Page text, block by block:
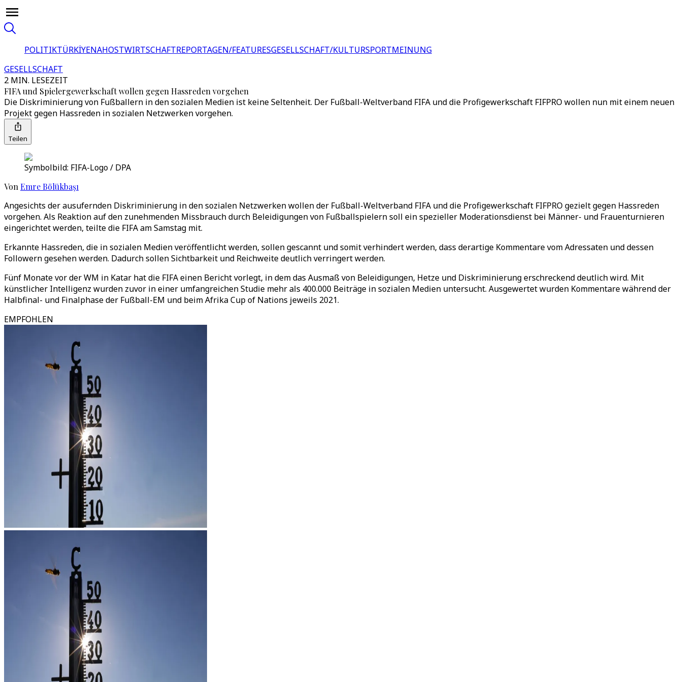
POLITIKTÜRKİYENAHOSTWIRTSCHAFTREPORTAGEN/FEATURESGESELLSCHAFT/KULTURSPORTMEINUNG
GESELLSCHAFT
2 MIN. LESEZEIT
FIFA und Spielergewerkschaft wollen gegen Hassreden vorgehen
Die Diskriminierung von Fußballern in den sozialen Medien ist keine Seltenheit. Der Fußball-Weltverband FIFA und die Profigewerkschaft FIFPRO wollen nun mit einem neuen
Projekt gegen Hassreden in sozialen Netzwerken vorgehen.
Teilen
Symbolbild: FIFA-Logo / DPA
Von Emre Bölükbaşı
Angesichts der ausufernden Diskriminierung in den sozialen Netzwerken wollen der Fußball-Weltverband FIFA und die Profigewerkschaft FIFPRO gezielt gegen Hassreden
vorgehen. Als Reaktion auf den zunehmenden Missbrauch durch Beleidigungen von Fußballspielern soll ein spezieller Moderationsdienst bei Männer- und Frauenturnieren
eingerichtet werden, teilte die FIFA am Samstag mit.
Erkannte Hassreden, die in sozialen Medien veröffentlicht werden, sollen gescannt und somit verhindert werden, dass derartige Kommentare vom Adressaten und dessen
Followern gesehen werden. Dadurch sollen Sichtbarkeit und Reichweite deutlich verringert werden.
Fünf Monate vor der WM in Katar hat die FIFA einen Bericht vorlegt, in dem das Ausmaß von Beleidigungen, Hetze und Diskriminierung erschreckend deutlich wird. Mit
künstlicher Intelligenz wurden zuvor in einer umfangreichen Studie mehr als 400.000 Beiträge in sozialen Medien untersucht. Ausgewertet wurden Kommentare während der
Halbfinal- und Finalphase der Fußball-EM und beim Afrika Cup of Nations jeweils 2021.
EMPFOHLEN